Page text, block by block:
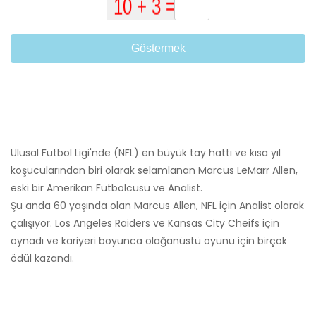
Göstermek
Ulusal Futbol Ligi'nde (NFL) en büyük tay hattı ve kısa yıl
koşucularından biri olarak selamlanan Marcus LeMarr Allen,
eski bir Amerikan Futbolcusu ve Analist.
Şu anda 60 yaşında olan Marcus Allen, NFL için Analist olarak
çalışıyor. Los Angeles Raiders ve Kansas City Cheifs için
oynadı ve kariyeri boyunca olağanüstü oyunu için birçok
ödül kazandı.